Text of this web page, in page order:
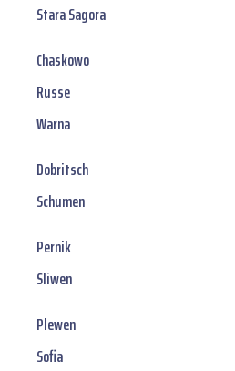
Stara Sagora
Chaskowo
Russe
Warna
Dobritsch
Schumen
Pernik
Sliwen
Plewen
Sofia